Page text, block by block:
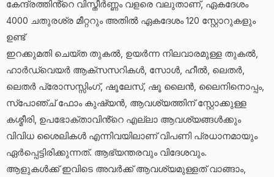
കേന്ദ്രത്തിൻ്റെ വിസ്തീർണ്ണം വളരെ വലുതാണ്, ഏകദേശം
4000 ചതുരശ്ര മീറ്ററും അതിൽ ഏകദേശം 120 സ്റ്റോറുകളും
ഉണ്ട്
ഇറക്കുമതി ചെയ്ത തുകൽ, ഉയർന്ന നിലവാരമുള്ള തുകൽ,
ഹാർഡ്‌വെയർ ആക്‌സസറികൾ, സോൾ, ഹീൽ, ലെതർ,
ലെതർ പ്രോസസ്സിംഗ്, ഷൂലേസ്, ഷൂ ലൈൻ, ലൈനിനൊപ്പം,
സ്‌പോഞ്ച് ഫോം കുഷ്യൻ, ആവശ്യത്തിന് സ്റ്റോക്കുള്ള
കശ്മീരി, ഉപഭോക്താവിൻ്റെ എല്ലാ ആവശ്യങ്ങൾക്കും
വിവിധ ശൈലികൾ എന്നിവയിലാണ് വിപണി പ്രധാനമായും
ഏർപ്പെട്ടിരിക്കുന്നത്. ആഭ്യന്തരവും വിദേശവും.
ആളുകൾക്ക് ഇവിടെ അവർക്ക് ആവശ്യമുള്ളത് വാങ്ങാം,